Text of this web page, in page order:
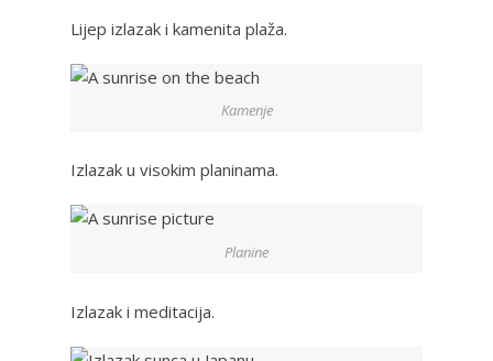
Lijep izlazak i kamenita plaža.
Kamenje
Izlazak u visokim planinama.
Planine
Izlazak i meditacija.